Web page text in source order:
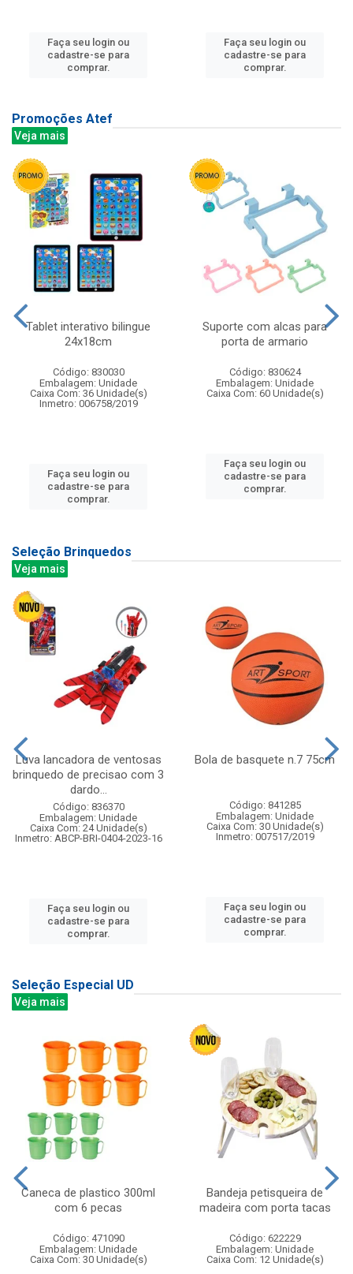
Faça seu login ou
cadastre-se para
comprar.
Faça seu login ou
cadastre-se para
comprar.
Promoções Atef
Veja mais
Tablet interativo bilingue
24x18cm
Código: 830030
Embalagem: Unidade
Caixa Com: 36 Unidade(s)
Inmetro: 006758/2019
Faça seu login ou
cadastre-se para
comprar.
Suporte com alcas para
porta de armario
Código: 830624
Embalagem: Unidade
Caixa Com: 60 Unidade(s)
Faça seu login ou
cadastre-se para
comprar.
Seleção Brinquedos
Veja mais
Luva lancadora de ventosas
brinquedo de precisao com 3
dardo...
Código: 836370
Embalagem: Unidade
Caixa Com: 24 Unidade(s)
Inmetro: ABCP-BRI-0404-2023-16
Faça seu login ou
cadastre-se para
comprar.
Bola de basquete n.7 75cm
Código: 841285
Embalagem: Unidade
Caixa Com: 30 Unidade(s)
Inmetro: 007517/2019
Faça seu login ou
cadastre-se para
comprar.
Seleção Especial UD
Veja mais
Caneca de plastico 300ml
com 6 pecas
Código: 471090
Embalagem: Unidade
Caixa Com: 30 Unidade(s)
Bandeja petisqueira de
madeira com porta tacas
Código: 622229
Embalagem: Unidade
Caixa Com: 12 Unidade(s)